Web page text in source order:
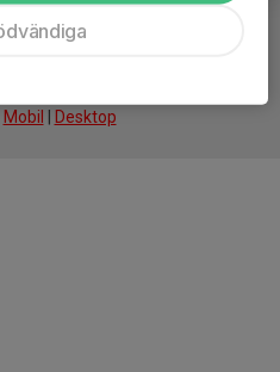
Mobil Desktop